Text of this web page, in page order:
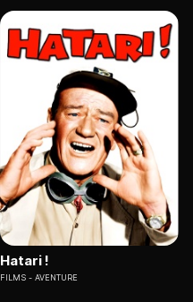
Hatari !
FILMS AVENTURE